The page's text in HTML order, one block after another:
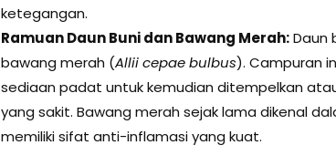
ketegangan.
Ramuan Daun Buni dan Bawang Merah:Daun
bawang merah (Allii cepae bulbus). Campuran
sediaan padat untuk kemudian ditempelkan
yang sakit. Bawang merah sejak lama dikenal
memiliki sifat anti-inflamasi yang kuat.